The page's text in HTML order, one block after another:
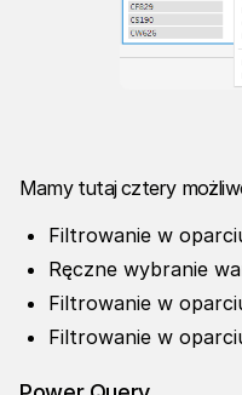
Mamy tutaj cztery
Filtrowanie w
Ręczne wybranie
Filtrowanie w
Filtrowanie w